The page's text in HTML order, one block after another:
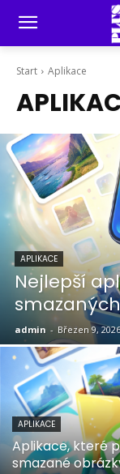
Start Aplikace
APLIKACE
Nejlepší
admin - Březen 9, 2026
APLIKACE
Aplikace, které
smazané